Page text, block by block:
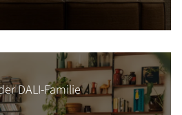
DALI-Familie